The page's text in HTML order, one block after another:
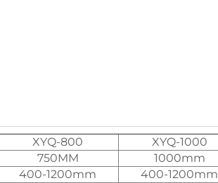
XYQ-800
XYQ-1000
750MM
1000mm
400-1200mm
400-1200mm